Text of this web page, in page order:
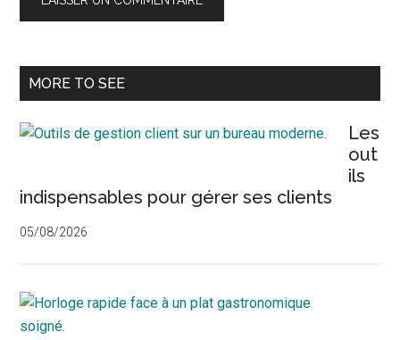
Barre
principale
MORE TO SEE
Les
out
ils
indispensables pour gérer ses clients
05/08/2026